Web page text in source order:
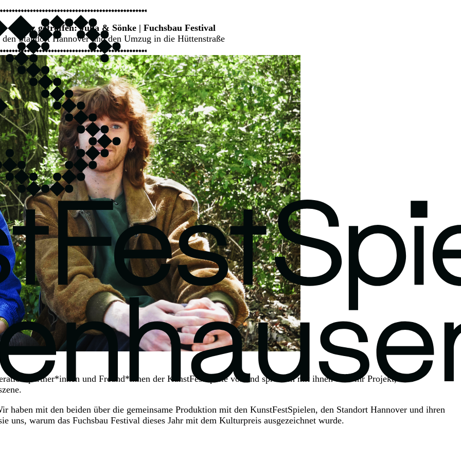
Kurz getroffen: Julia & Sönke | Fuchsbau Festival
Standort Hannover und den Umzug in die Hüttenstraße
und Freund*innen der KunstFestSpiele vor und sprechen mit ihnen über ihr Projekt, ihre
haben mit den beiden über die gemeinsame Produktion mit den KunstFestSpielen, den Standort Hannover und ihren
uns, warum das Fuchsbau Festival dieses Jahr mit dem Kulturpreis ausgezeichnet wurde.